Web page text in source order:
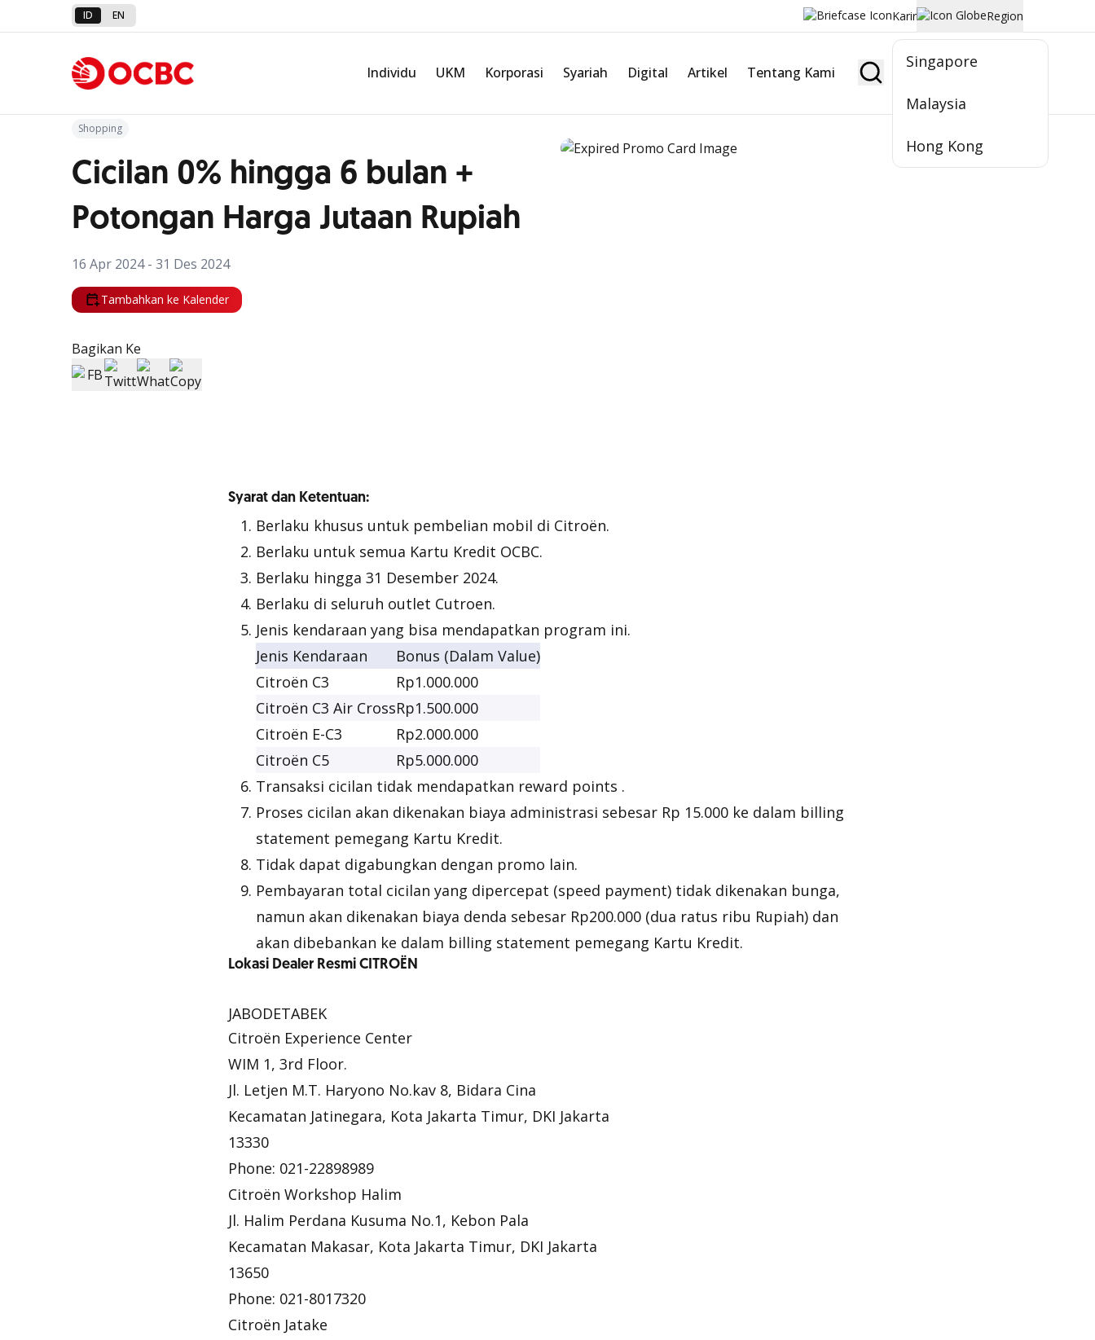
ID EN Karir Region
Singapore
Malaysia
Hong Kong
Individu UKM Korporasi Syariah Digital Artikel Tentang Kami Jadi Nasabah
Kembali ke Promo
Shopping
Cicilan 0% hingga 6 bulan +
Potongan Harga Jutaan Rupiah
16 Apr 2024 - 31 Des 2024
Tambahkan ke Kalender
Bagikan Ke
Syarat dan Ketentuan:
Berlaku khusus untuk pembelian mobil di Citroën.
Berlaku untuk semua Kartu Kredit OCBC.
Berlaku hingga 31 Desember 2024.
Berlaku di seluruh outlet Cutroen.
Jenis kendaraan yang bisa mendapatkan program ini.
Jenis Kendaraan
Bonus (Dalam Value)
Citroën C3
Rp1.000.000
Citroën C3 Air CrossRp1.500.000
Citroën E-C3
Rp2.000.000
Citroën C5
Rp5.000.000
Transaksi cicilan tidak mendapatkan reward points .
Proses cicilan akan dikenakan biaya administrasi sebesar Rp 15.000 ke dalam billing
statement pemegang Kartu Kredit.
Tidak dapat digabungkan dengan promo lain.
Pembayaran total cicilan yang dipercepat (speed payment) tidak dikenakan bunga,
namun akan dikenakan biaya denda sebesar Rp200.000 (dua ratus ribu Rupiah) dan
akan dibebankan ke dalam billing statement pemegang Kartu Kredit.
Lokasi Dealer Resmi CITROËN
JABODETABEK
Citroën Experience Center
WIM 1, 3rd Floor.
Jl. Letjen M.T. Haryono No.kav 8, Bidara Cina
Kecamatan Jatinegara, Kota Jakarta Timur, DKI Jakarta
13330
Phone: 021-22898989
Citroën Workshop Halim
Jl. Halim Perdana Kusuma No.1, Kebon Pala
Kecamatan Makasar, Kota Jakarta Timur, DKI Jakarta
13650
Phone: 021-8017320
Citroën Jatake